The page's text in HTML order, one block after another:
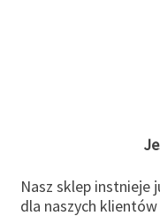
Nasz sklep instnieje
dla naszych